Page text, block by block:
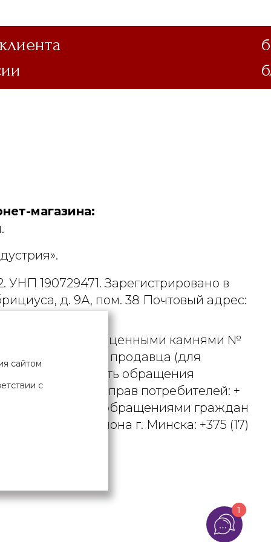
магазина:
190729471. Зарегистрировано в
д. 9А, пом. 38 Почтовый адрес:
и драгоценными камнями №
телефона продавца (для
рассматривать обращения
о защите прав потребителей: +
по работе с обращениями граждан
района г. Минска: +375 (17)
сайтом
с
1